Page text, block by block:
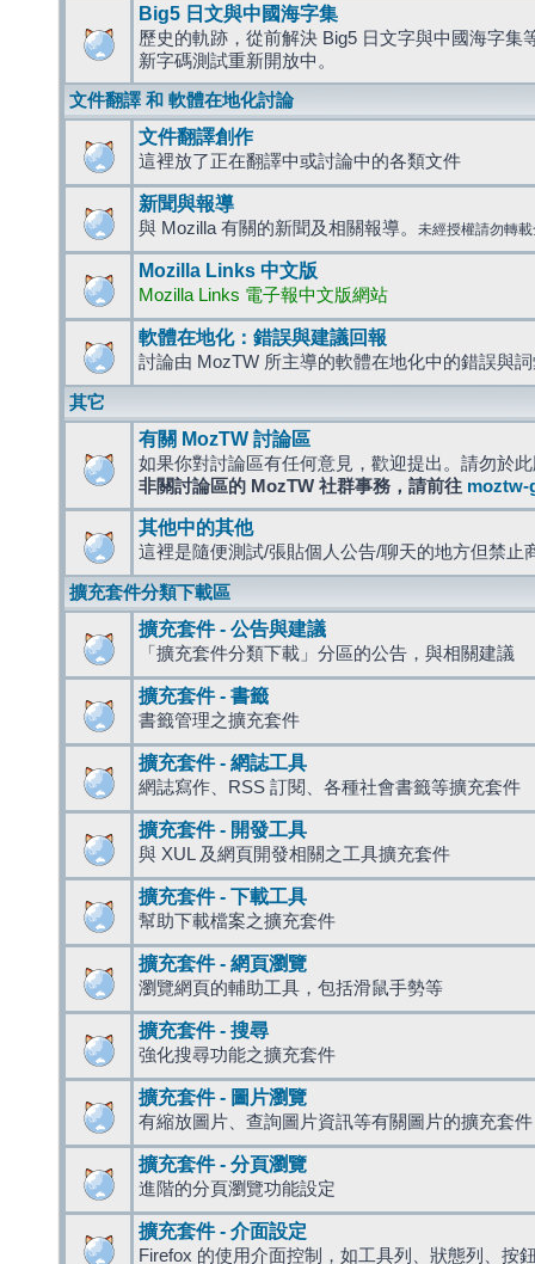
Big5 日文與中國海字集
歷史的軌跡，從前解決 Big5 日文字與中國海字集
新字碼測試重新開放中。
文件翻譯 和 軟體在地化討論
文件翻譯創作
這裡放了正在翻譯中或討論中的各類文件
新聞與報導
與 Mozilla 有關的新聞及相關報導。 未經授權請勿轉
Mozilla Links 中文版
Mozilla Links 電子報中文版網站
軟體在地化：錯誤與建議回報
討論由 MozTW 所主導的軟體在地化中的錯誤與
其它
有關 MozTW 討論區
如果你對討論區有任何意見，歡迎提出。請勿於
非關討論區的 MozTW 社群事務，請前往 moztw-
其他中的其他
這裡是隨便測試/張貼個人公告/聊天的地方但禁止
擴充套件分類下載區
擴充套件 - 公告與建議
「擴充套件分類下載」分區的公告，與相關建議
擴充套件 - 書籤
書籤管理之擴充套件
擴充套件 - 網誌工具
網誌寫作、RSS 訂閱、各種社會書籤等擴充套件
擴充套件 - 開發工具
與 XUL 及網頁開發相關之工具擴充套件
擴充套件 - 下載工具
幫助下載檔案之擴充套件
擴充套件 - 網頁瀏覽
瀏覽網頁的輔助工具，包括滑鼠手勢等
擴充套件 - 搜尋
強化搜尋功能之擴充套件
擴充套件 - 圖片瀏覽
有縮放圖片、查詢圖片資訊等有關圖片的擴充套件
擴充套件 - 分頁瀏覽
進階的分頁瀏覽功能設定
擴充套件 - 介面設定
Firefox 的使用介面控制，如工具列、狀態列、按